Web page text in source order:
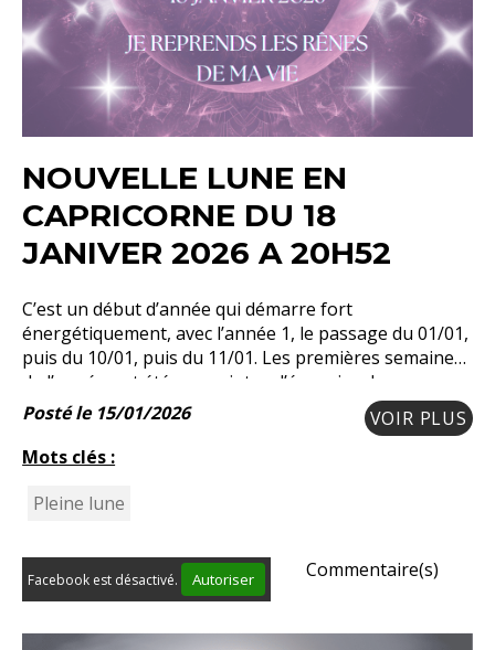
NOUVELLE LUNE EN
CAPRICORNE DU 18
JANIVER 2026 A 20H52
C’est un début d’année qui démarre fort
énergétiquement, avec l’année 1, le passage du 01/01,
puis du 10/01, puis du 11/01. Les premières semaines
de l’année ont été empreintes d’énergies de
Posté le 15/01/2026
VOIR PLUS
Mots clés :
Pleine lune
Facebook est désactivé. Autoriser Commentaire(s)